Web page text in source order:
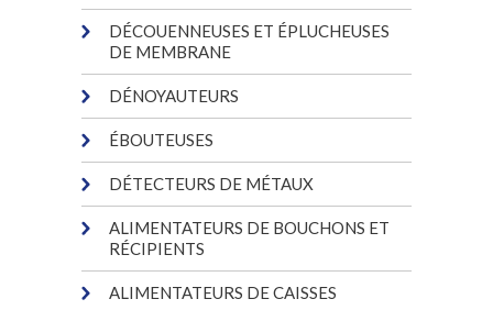
DÉCOUENNEUSES ET ÉPLUCHEUSES
DE MEMBRANE
DÉNOYAUTEURS
ÉBOUTEUSES
DÉTECTEURS DE MÉTAUX
ALIMENTATEURS DE BOUCHONS ET
RÉCIPIENTS
ALIMENTATEURS DE CAISSES